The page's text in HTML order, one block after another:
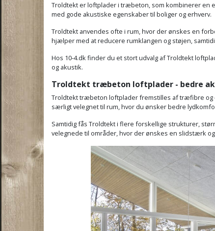
Troldtekt er loftplader i træbeton, som kombinerer en
med gode akustiske egenskaber til boliger og erhverv.
Troldtekt anvendes ofte i rum, hvor der ønskes en
hjælper med at reducere rumklangen og støjen,
Hos 10-4.dk finder du et stort udvalg af Troldtekt
og akustik.
Troldtekt træbeton loftplader - bedre
Troldtekt træbeton loftplader fremstilles af træfibre og
særligt velegnet til rum, hvor du ønsker bedre
Samtidig fås Troldtekt i flere forskellige strukturer,
velegnede til områder, hvor der ønskes en slidstærk